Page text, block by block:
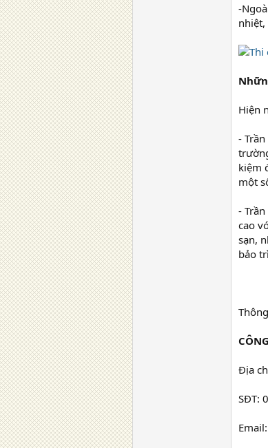
-
nhiệt,
Hiện
-
kiệm
một
-
cao
sạn,
bảo
Địa
SĐT:
Email: